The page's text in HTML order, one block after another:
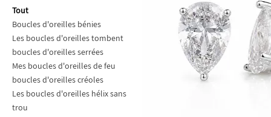
Tout
Boucles d'oreilles bénies
Les boucles d'oreilles tombent
boucles d'oreilles serrées
Mes boucles d'oreilles de feu
boucles d'oreilles créoles
Les boucles d'oreilles hélix sans
trou